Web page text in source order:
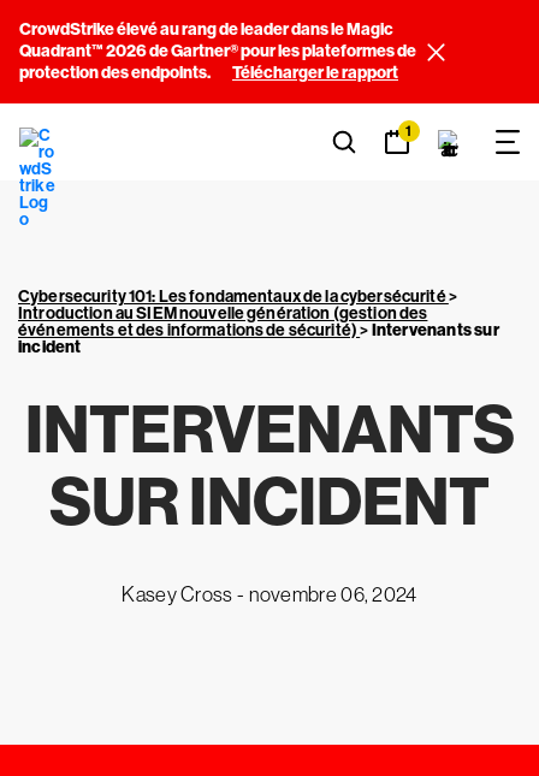
CrowdStrike élevé au rang de leader dans le Magic
Quadrant™ 2026 de Gartner® pour les plateformes de
protection des endpoints.
Télécharger le rapport
1
Cybersecurity 101: Les fondamentaux de la cybersécurité>
Introduction au SIEM nouvelle génération (gestion des
événements et des informations de sécurité)>Intervenants sur
incident
INTERVENANTS
SUR INCIDENT
Kasey Cross - novembre 06, 2024